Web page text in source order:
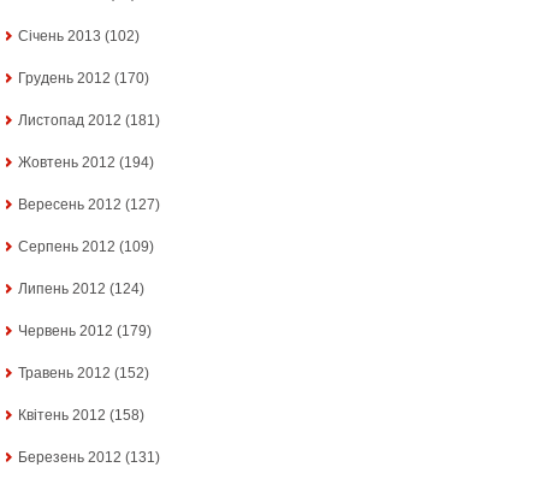
Січень 2013 (102)
Грудень 2012 (170)
Листопад 2012 (181)
Жовтень 2012 (194)
Вересень 2012 (127)
Серпень 2012 (109)
Липень 2012 (124)
Червень 2012 (179)
Травень 2012 (152)
Квітень 2012 (158)
Березень 2012 (131)